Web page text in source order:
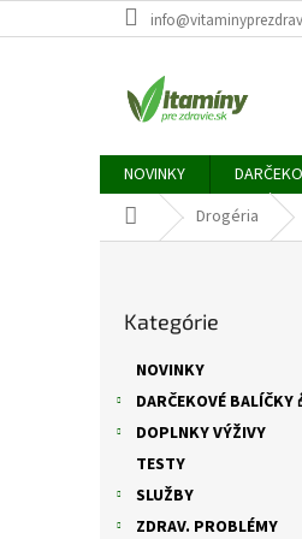
na
NOVINKY
DomovDrogéria
kategórie
Kategórie
NOVINKY
DARČEKOVÉ BALÍČKY
DOPLNKY VÝŽIVY
TESTY
SLUŽBY
ZDRAV. PROBLÉMY